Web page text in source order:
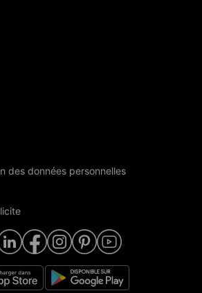
des données personnelles